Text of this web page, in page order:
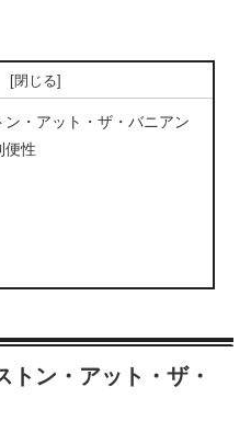
・アット・ザ・バニアン
便性
トン・アット・ザ・